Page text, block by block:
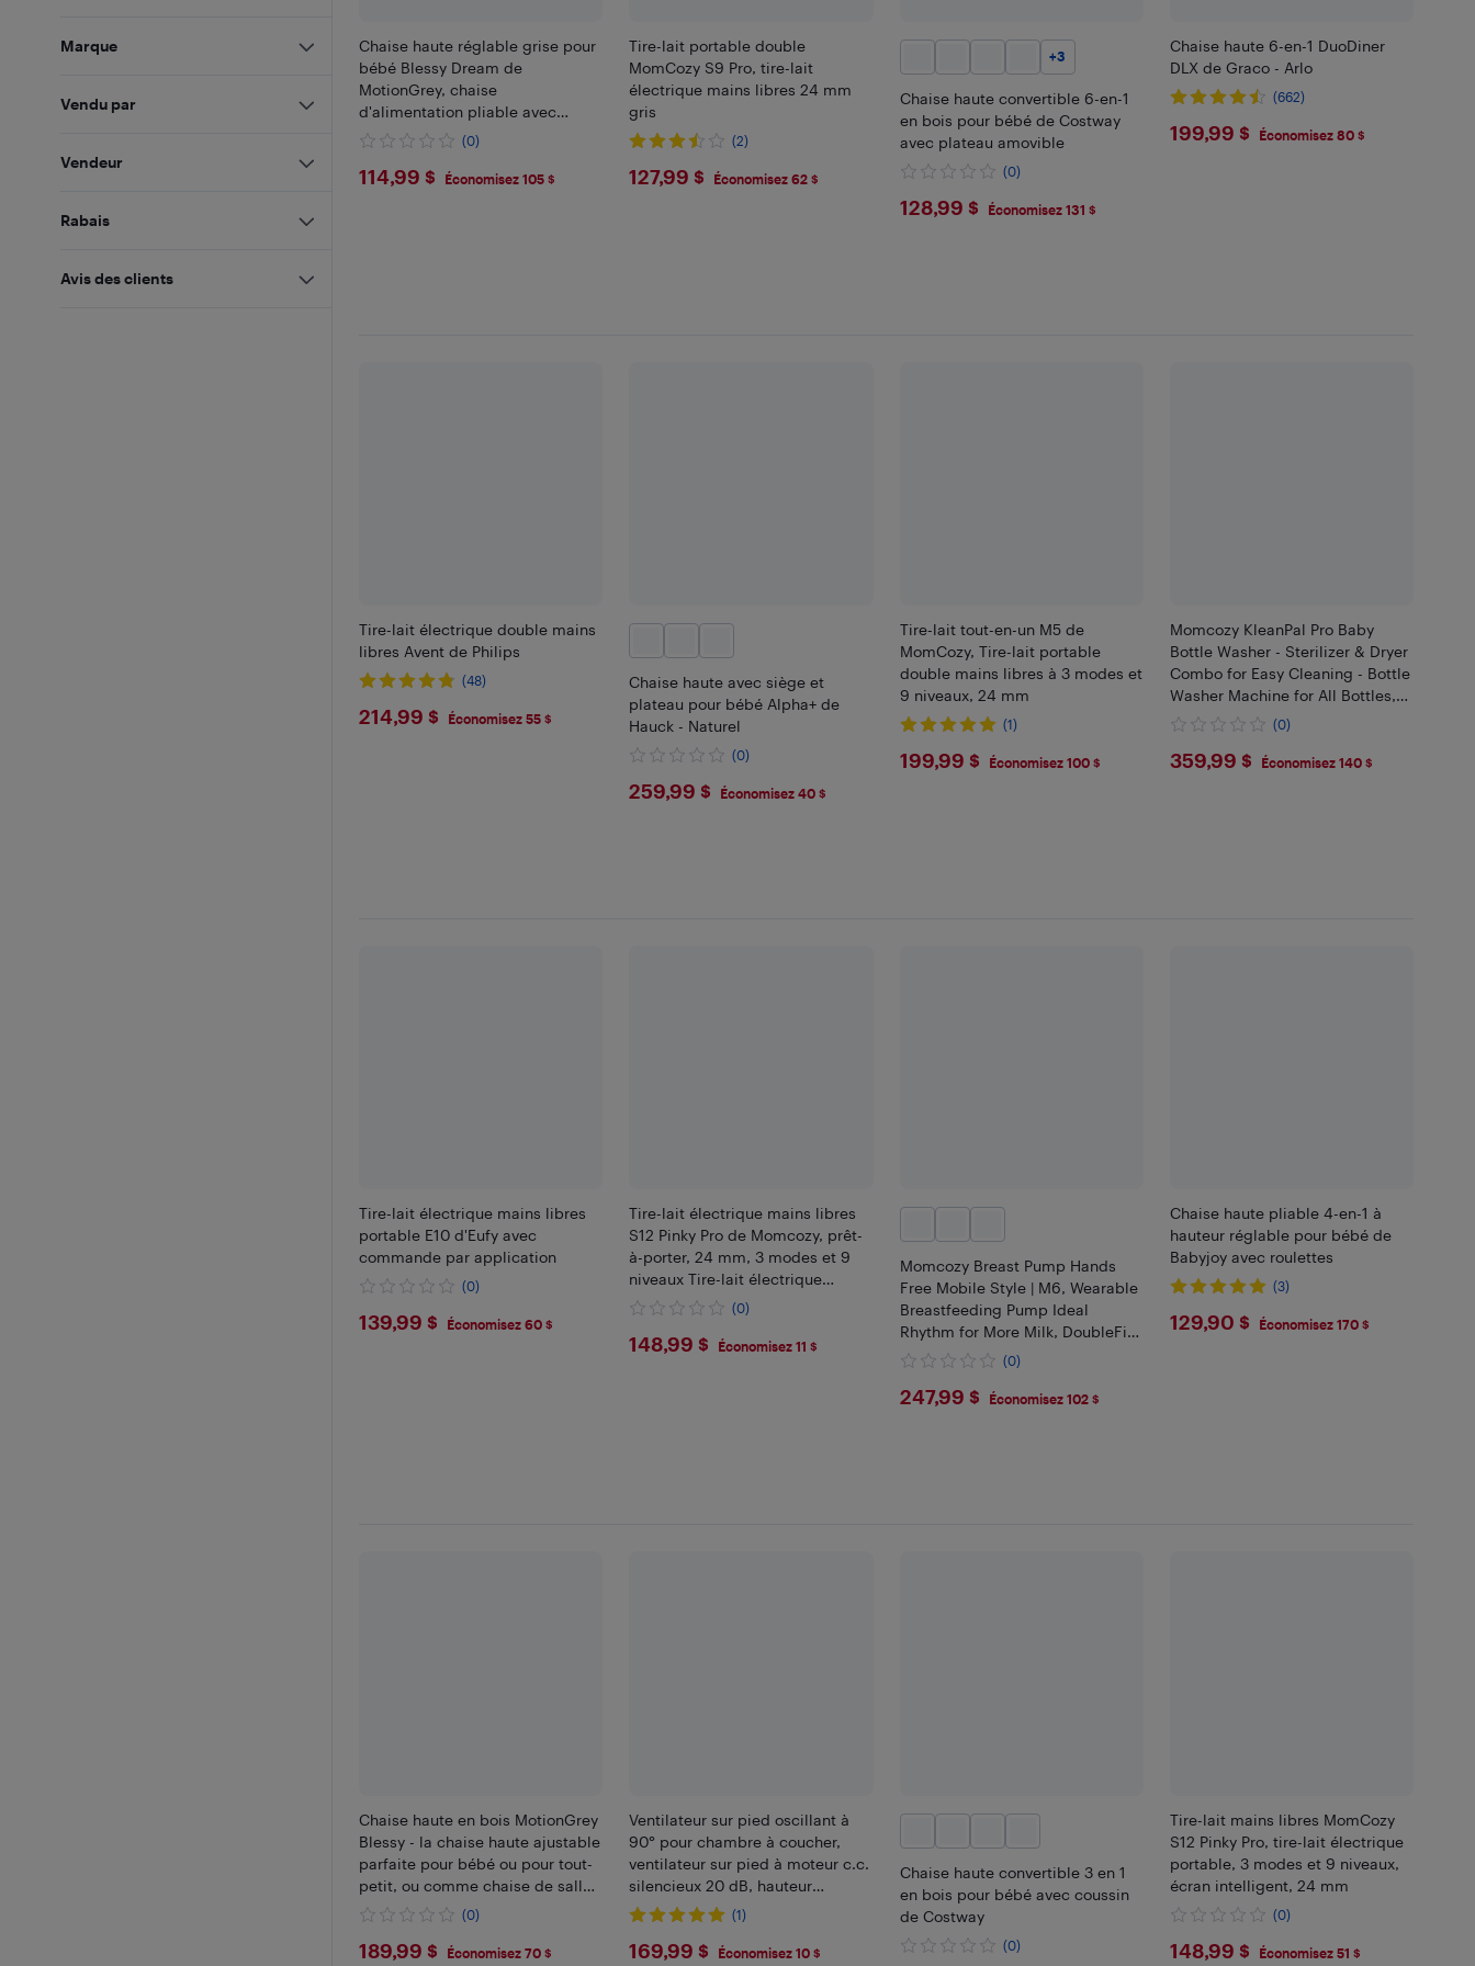
Chaise haute réglable grise pour
bébé Blessy Dream de
MotionGrey, chaise
d'alimentation pliable avec
plateau double amovible, 6
dossier
(0)
$114.99
114,99 $ Économisez 105 $
Tire-lait portable double
MomCozy S9 Pro, tire-lait
électrique mains libres 24 mm
gris
(2)
$127.99
127,99 $ Économisez 62 $
+3
Chaise haute convertible 6-en-1
en bois pour bébé de Costway
avec plateau amovible
(0)
$128.99
128,99 $ Économisez 131 $
Chaise haute 6-en-1 DuoDiner
DLX de Graco - Arlo
(662)
$199.99
199,99 $ Économisez 80 $
Tire-lait électrique double mains
libres Avent de Philips
(48)
$214.99
214,99 $ Économisez 55 $
Chaise haute avec siège et
plateau pour bébé Alpha+ de
Hauck - Naturel
(0)
$259.99
259,99 $ Économisez 40 $
Tire-lait tout-en-un M5 de
MomCozy, Tire-lait portable
double mains libres à 3 modes et
9 niveaux, 24 mm
(1)
$199.99
199,99 $ Économisez 100 $
Momcozy KleanPal Pro Baby
Bottle Washer - Sterilizer & Dryer
Combo for Easy Cleaning - Bottle
Washer Machine for All Bottles,
Pump Parts & Baby Item Care -
(0)
$359.99
359,99 $ Économisez 140 $
Tire-lait électrique mains libres
portable E10 d'Eufy avec
commande par application
(0)
$139.99
139,99 $ Économisez 60 $
Tire-lait électrique mains libres
S12 Pinky Pro de Momcozy, prêt-
à-porter, 24 mm, 3 modes et 9
niveaux Tire-lait électrique
portatif, écran intelligent, paquet
(0)
$148.99
148,99 $ Économisez 11 $
Momcozy Breast Pump Hands
Free Mobile Style | M6, Wearable
Breastfeeding Pump Ideal
Rhythm for More Milk, DoubleFit
Flange More Fit & Discreet with 3
(0)
$247.99
247,99 $ Économisez 102 $
Chaise haute pliable 4-en-1 à
hauteur réglable pour bébé de
Babyjoy avec roulettes
(3)
$129.9
129,90 $ Économisez 170 $
Chaise haute en bois MotionGrey
Blessy - la chaise haute ajustable
parfaite pour bébé ou pour tout-
petit, ou comme chaise de salle
à manger. (6 mois jusqu'à 250 lb)
(0)
$189.99
189,99 $ Économisez 70 $
Ventilateur sur pied oscillant à
90° pour chambre à coucher,
ventilateur sur pied à moteur c.c.
silencieux 20 dB, hauteur
réglable 38-42 po, 8 vitesses, 3
minuterie 8 h.
(1)
$169.99
169,99 $ Économisez 10 $
Chaise haute convertible 3 en 1
en bois pour bébé avec coussin
de Costway
(0)
Tire-lait mains libres MomCozy
S12 Pinky Pro, tire-lait électrique
portable, 3 modes et 9 niveaux,
écran intelligent, 24 mm
(0)
$148.99
148,99 $ Économisez 51 $
Marque
Vendu par
Vendeur
Rabais
Avis des clients